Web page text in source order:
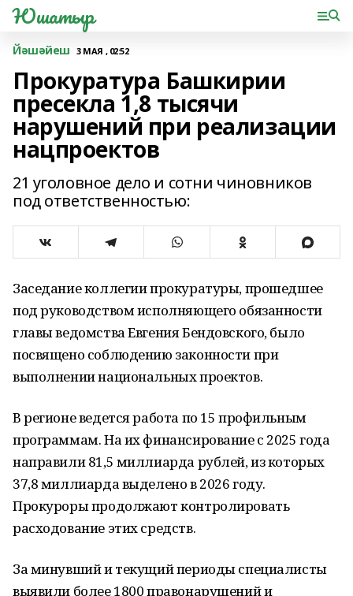
Юшатыр
Йәшәйеш 3 МАЯ , 02:52
Прокуратура Башкирии
пресекла 1,8 тысячи
нарушений при реализации
нацпроектов
21 уголовное дело и сотни чиновников
под ответственностью:
Заседание коллегии прокуратуры, прошедшее
под руководством исполняющего обязанности
главы ведомства Евгения Бендовского, было
посвящено соблюдению законности при
выполнении национальных проектов.
В регионе ведется работа по 15 профильным
программам. На их финансирование с 2025 года
направили 81,5 миллиарда рублей, из которых
37,8 миллиарда выделено в 2026 году.
Прокуроры продолжают контролировать
расходование этих средств.
За минувший и текущий периоды специалисты
выявили более 1800 правонарушений и